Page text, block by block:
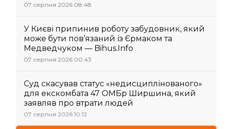
07 серпня 2026 08:48
У Києві припинив роботу забудовник, який
може бути пов’язаний із Єрмаком та
Медведчуком — Bihus.Info
07 серпня 2026 00:43
Суд скасував статус «недисциплінованого»
для екскомбата 47 ОМБр Ширшина, який
заявляв про втрати людей
07 серпня 2026 10:12